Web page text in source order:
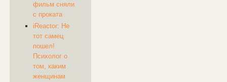
фильм сняли
с проката
iReactor: Не
тот самец
пошел!
Психолог о
том, каким
женщинам